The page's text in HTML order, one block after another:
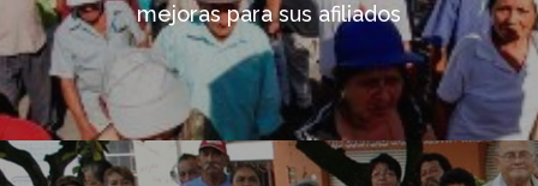
mejoras para sus afiliados